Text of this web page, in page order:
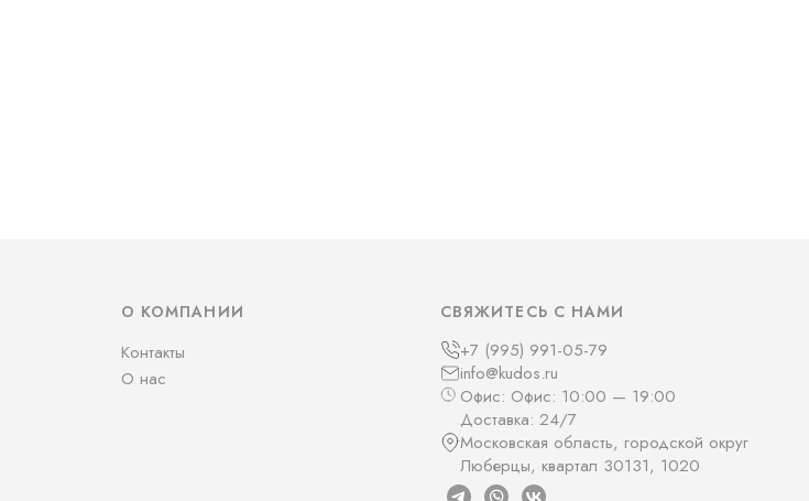
О КОМПАНИИ
Контакты
О нас
СВЯЖИТЕСЬ С НАМИ
+7 (995) 991-05-79
info@kudos.ru
Офис: Офис: 10:00 — 19:00
Доставка: 24/7
Московская область, городской округ
Люберцы, квартал 30131, 1020